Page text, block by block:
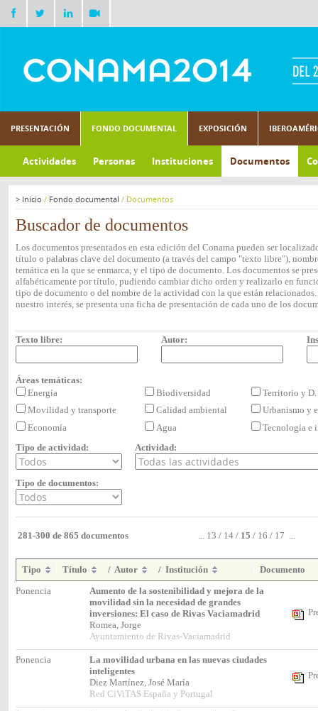
PRESENTACIÓN FONDO DOCUMENTAL EXPOSICIÓN
Actividades Personas Instituciones Documentos
> Inicio / Fondo documental / Documentos
Buscador de documentos
Los documentos presentados en esta edición del Conama pueden ser
título o palabras clave del documento (a través del campo "texto libre"),
temática en la que se enmarca, y el tipo de documento. Los documentos se
alfabéticamente por título, pudiendo cambiar dicho orden y realizarlo en
tipo de documento o del nombre de la actividad con la que están
nuestro interés, se presenta una ficha de presentación de cada uno de los
Texto libre: Autor:
Áreas temáticas:
Energía
Biodiversidad
Territorio y
Movilidad y transporte
Calidad ambiental
Urbanismo y
Economía
Agua
Tecnología
Tipo de actividad:
Actividad:
Tipo de documentos:
281-300 de 865 documentos ... 13 / 14 / 15 / 16 / 17 ...
Tipo Título / Autor / Institución
Documento
Ponencia
Aumento de la sostenibilidad y mejora de la
movilidad sin la necesidad de grandes
inversiones: El caso de Rivas Vaciamadrid
Romea, Jorge
Ayuntamiento de Rivas-Vaciamadrid
Ponencia
La movilidad urbana en las nuevas ciudades
inteligentes
Diez Martínez, José María
Red CiViTAS España y Portugal